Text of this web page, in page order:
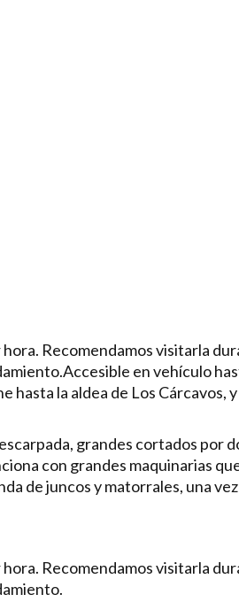
Recomendamos visitarla
en vehículo
hasta la aldea de Los Cárcavos,
grandes cortados por
con grandes maquinarias
de juncos y matorrales, una
Recomendamos visitarla